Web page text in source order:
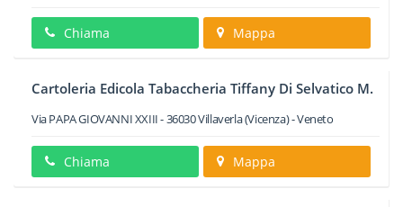
Chiama Mappa
Cartoleria Edicola Tabaccheria Tiffany Di Selvatico M.
Via PAPA GIOVANNI XXIII-36030Villaverla(Vicenza) -Veneto
Chiama Mappa